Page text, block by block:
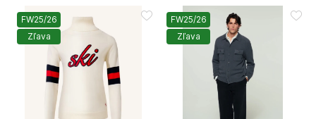
FW25/26
Zľava
FW25/26
Zľava